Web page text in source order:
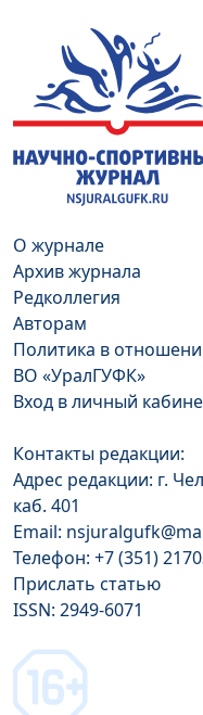
О журнале
Архив журнала
Редколлегия
Авторам
Политика в
ВО «УралГУФК»
Вход в личный
Контакты редакции:
Адрес редакции: г.
каб. 401
Email:
Телефон: +7 (351)
Прислать статью
ISSN: 2949-6071